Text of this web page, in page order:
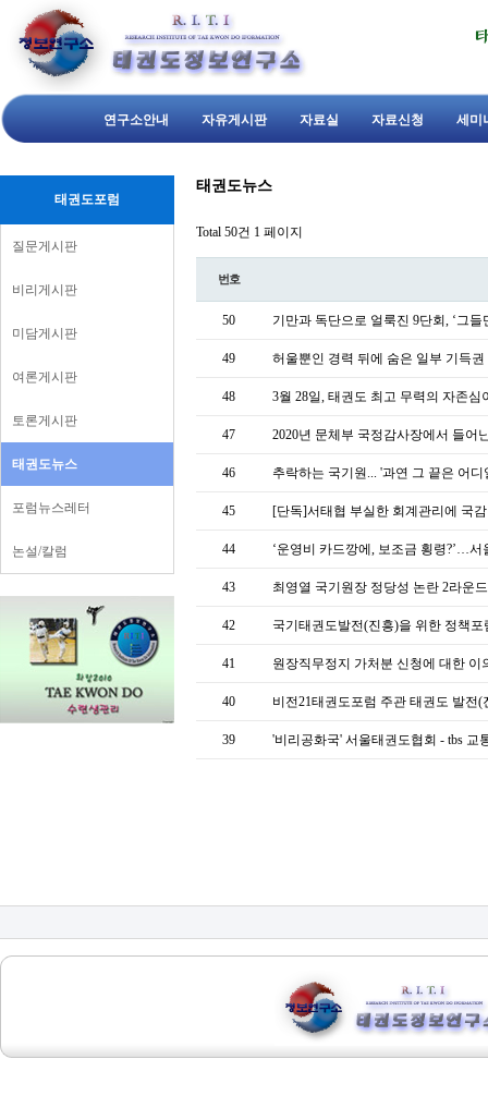
연구소안내 자유게시판 자료실 자료신청 세미
태권도포럼
질문게시판
비리게시판
미담게시판
여론게시판
토론게시판
태권도뉴스
포럼뉴스레터
논설/칼럼
태권도뉴스
Total 50건 1 페이지
번호
50 기만과 독단으로 얼룩진 9단회, ‘그
49 허울뿐인 경력 뒤에 숨은 일부 기득
48 3월 28일, 태권도 최고 무력의 자존
47 2020년 문체부 국정감사장에서 들어
46 추락하는 국기원... '과연 그 끝은 어
45 [단독]서태협 부실한 회계관리에 국
44 ‘운영비 카드깡에, 보조금 횡령?’…
43 최영열 국기원장 정당성 논란 2라운
42 국기태권도발전(진흥)을 위한 정책
41 원장직무정지 가처분 신청에 대한 이
40 비전21태권도포럼 주관 태권도 발전
39 '비리공화국' 서울태권도협회 - tbs 교